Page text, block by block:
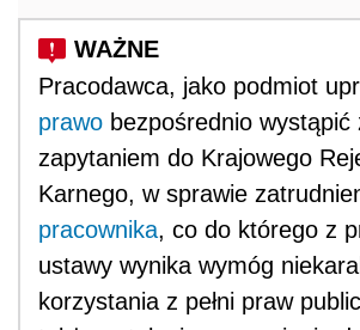
Pracodawca, jako podmiot
prawo bezpośrednio wystąpić
zapytaniem do Krajowego
Karnego, w sprawie
pracownika, co do którego z
ustawy wynika wymóg
korzystania z pełni praw